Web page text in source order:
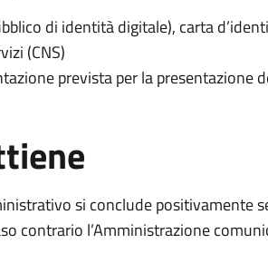
di identità digitale), carta
(CNS)
prevista per la presentazione
si conclude positivamente
contrario l’Amministrazione